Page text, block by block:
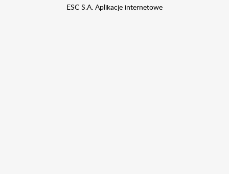
ESC S.A. Aplikacje internetowe